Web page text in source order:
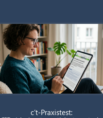
c’t-Praxistest: